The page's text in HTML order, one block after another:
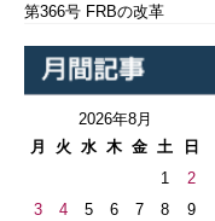
第366号 FRBの改革
2026年8月
月
火 水 木 金 土 日
1
2
3
4 5 6 7 8
9